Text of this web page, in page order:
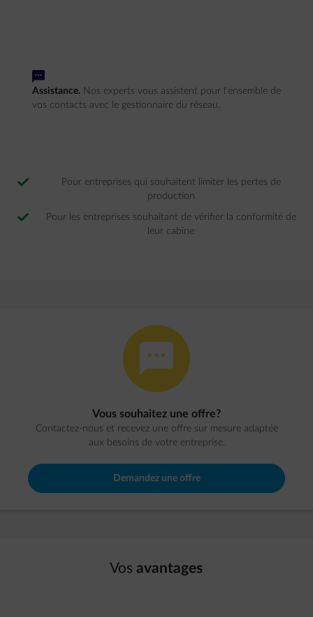
impulse-honest
Assistance. Nos experts vous assistent pour l’ensemble de
vos contacts avec le gestionnaire du réseau.
Pour entreprises qui souhaitent limiter les pertes de
production
Pour les entreprises souhaitant de vérifier la conformité de
leur cabine
impulse-honest
Vous souhaitez une offre?
Contactez-nous et recevez une offre sur mesure adaptée
aux besoins de votre entreprise.
Demandez une offre
Vosavantages